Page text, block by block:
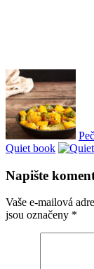
Quiet book
Napište
Vaše e-mailová
jsou označeny *